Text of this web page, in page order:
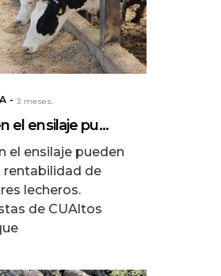
2 meses.
el ensilaje pu...
el ensilaje pueden
rentabilidad de
lecheros.
de CUAltos